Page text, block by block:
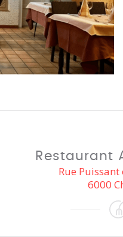
Restaurant
Rue
6000